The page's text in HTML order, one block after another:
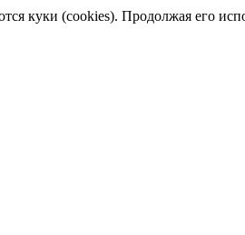
куки (cookies). Продолжая его